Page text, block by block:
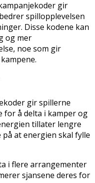
gir
spillopplevelsen
Disse kodene kan
og mer
noe som gir
gir spillerne
for å delta i kamper og
tillater lengre
at energien skal fylle
i flere arrangementer
sjansene deres for